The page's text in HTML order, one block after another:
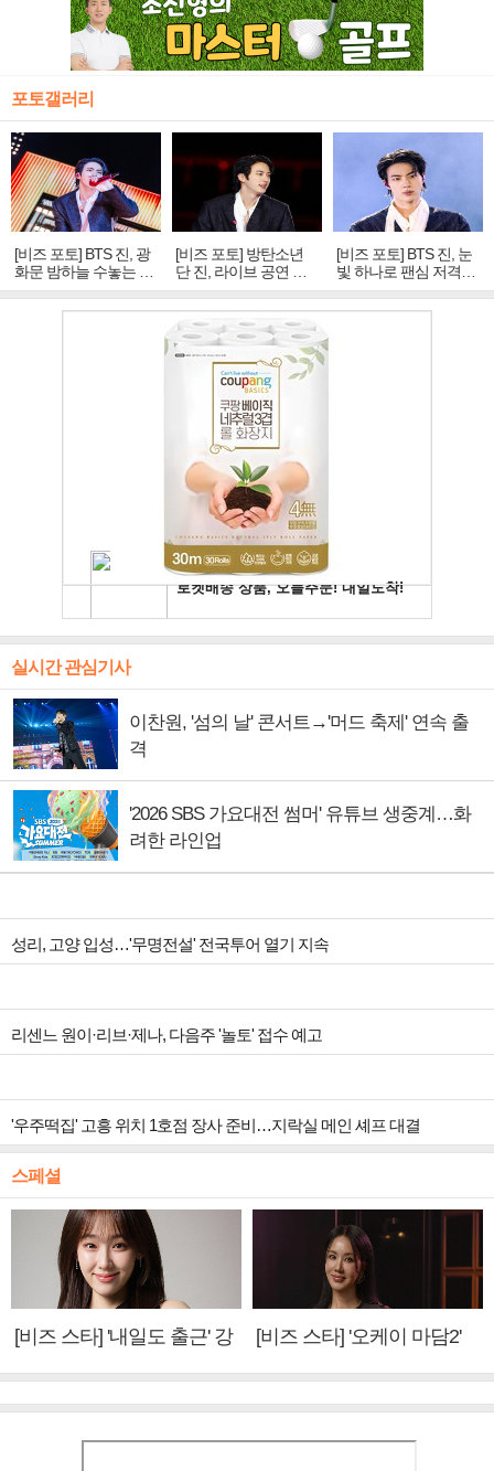
포토갤러리
[비즈 포토] BTS 진, 광
화문 밤하늘 수놓는 '비
주얼 킹'의 열창
[비즈 포토] 방탄소년
단 진, 라이브 공연 중
빛나는 독보적 아우라
[비즈 포토] BTS 진, 눈
빛 하나로 팬심 저격…
독보적 카리스마
실시간 관심기사
이찬원, '섬의 날' 콘서트→'머드 축제' 연속 출
격
'2026 SBS 가요대전 썸머' 유튜브 생중계…화
려한 라인업
성리, 고양 입성…'무명전설' 전국투어 열기 지속
리센느 원이·리브·제나, 다음주 '놀토' 접수 예고
'우주떡집' 고흥 위치 1호점 장사 준비…지락실 메인 셰프 대결
스페셜
[비즈 스타] '내일도 출근' 강
[비즈 스타] '오케이 마담2'